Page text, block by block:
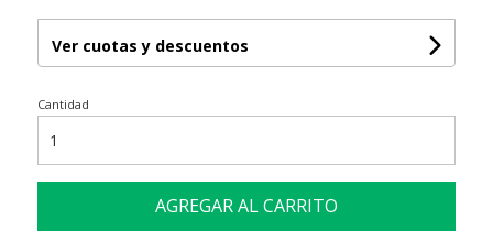
Ver cuotas y descuentos
Cantidad
AGREGAR AL CARRITO